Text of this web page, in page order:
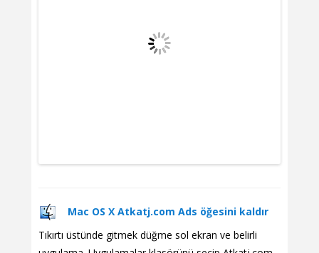
Mac OS X Atkatj.com Ads öğesini kaldır
Tıkırtı üstünde gitmek düğme sol ekran ve belirli